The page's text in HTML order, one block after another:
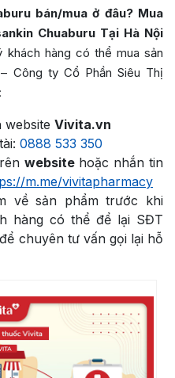
bán/mua ở đâu? Mua
Chuaburu Tại Hà Nội
khách hàng có thể mua sản
Công ty Cổ Phần Siêu Thị
Vivita.vn
0888 533 350
websitehoặc nhắn tin
m.me/vivitapharmacy
về sản phẩm trước khi
hàng có thể để lại SĐT
chuyên tư vấn gọi lại hỗ